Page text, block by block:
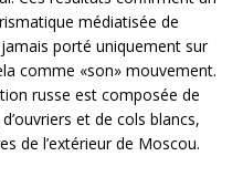
médiatisée de
porté uniquement sur
comme «son» mouvement.
russe est composée de
et de cols blancs,
de l’extérieur de Moscou.